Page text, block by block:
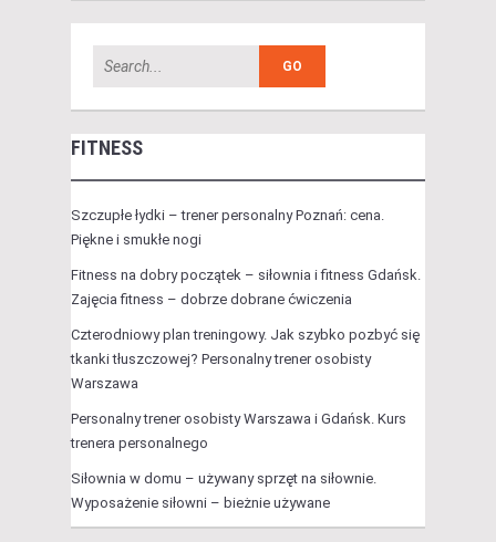
FITNESS
Szczupłe łydki – trener personalny Poznań: cena.
Piękne i smukłe nogi
Fitness na dobry początek – siłownia i fitness Gdańsk.
Zajęcia fitness – dobrze dobrane ćwiczenia
Czterodniowy plan treningowy. Jak szybko pozbyć się
tkanki tłuszczowej? Personalny trener osobisty
Warszawa
Personalny trener osobisty Warszawa i Gdańsk. Kurs
trenera personalnego
Siłownia w domu – używany sprzęt na siłownie.
Wyposażenie siłowni – bieżnie używane